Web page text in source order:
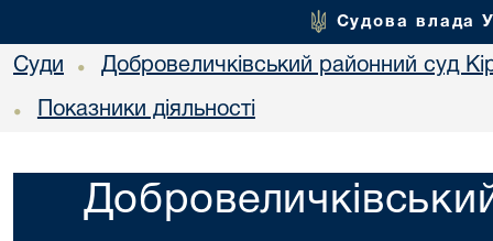
Судова влада
Суди • Добровеличківський районний суд
• Показники діяльності